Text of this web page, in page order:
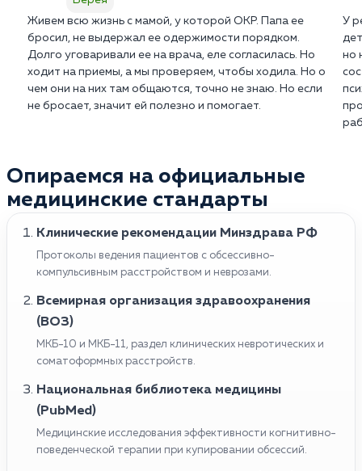
Живем всю жизнь с мамой, у которой ОКР. Папа ее
бросил, не выдержал ее одержимости порядком.
Долго уговаривали ее на врача, еле согласилась. Но
ходит на приемы, а мы проверяем, чтобы ходила. Но о
чем они на них там общаются, точно не знаю. Но если
не бросает, значит ей полезно и помогает.
У
но
Опираемся на официальные
медицинские стандарты
Клинические рекомендации Минздрава РФ
Протоколы ведения пациентов с обсессивно-
компульсивным расстройством и неврозами.
Всемирная организация здравоохранения
(ВОЗ)
МКБ-10 и МКБ-11, раздел клинических невротических и
соматоформных расстройств.
Национальная библиотека медицины
(PubMed)
Медицинские исследования эффективности когнитивно-
поведенческой терапии при купировании обсессий.